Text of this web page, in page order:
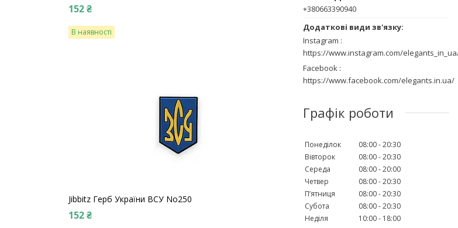
152 ₴
В наявності
Jibbitz Герб України ВСУ No250
152 ₴
+380663390940
Instagram
https://www.instagram.com/
Facebook
https://www.facebook.com/elegants.in.ua/
Графік роботи
Понеділок 08:00 20:30
Вівторок
08:00 20:30
Середа
08:00 20:00
Четвер
08:00 20:30
Пʼятниця
08:00 20:30
Субота
08:00 20:30
Неділя
10:00 18:00